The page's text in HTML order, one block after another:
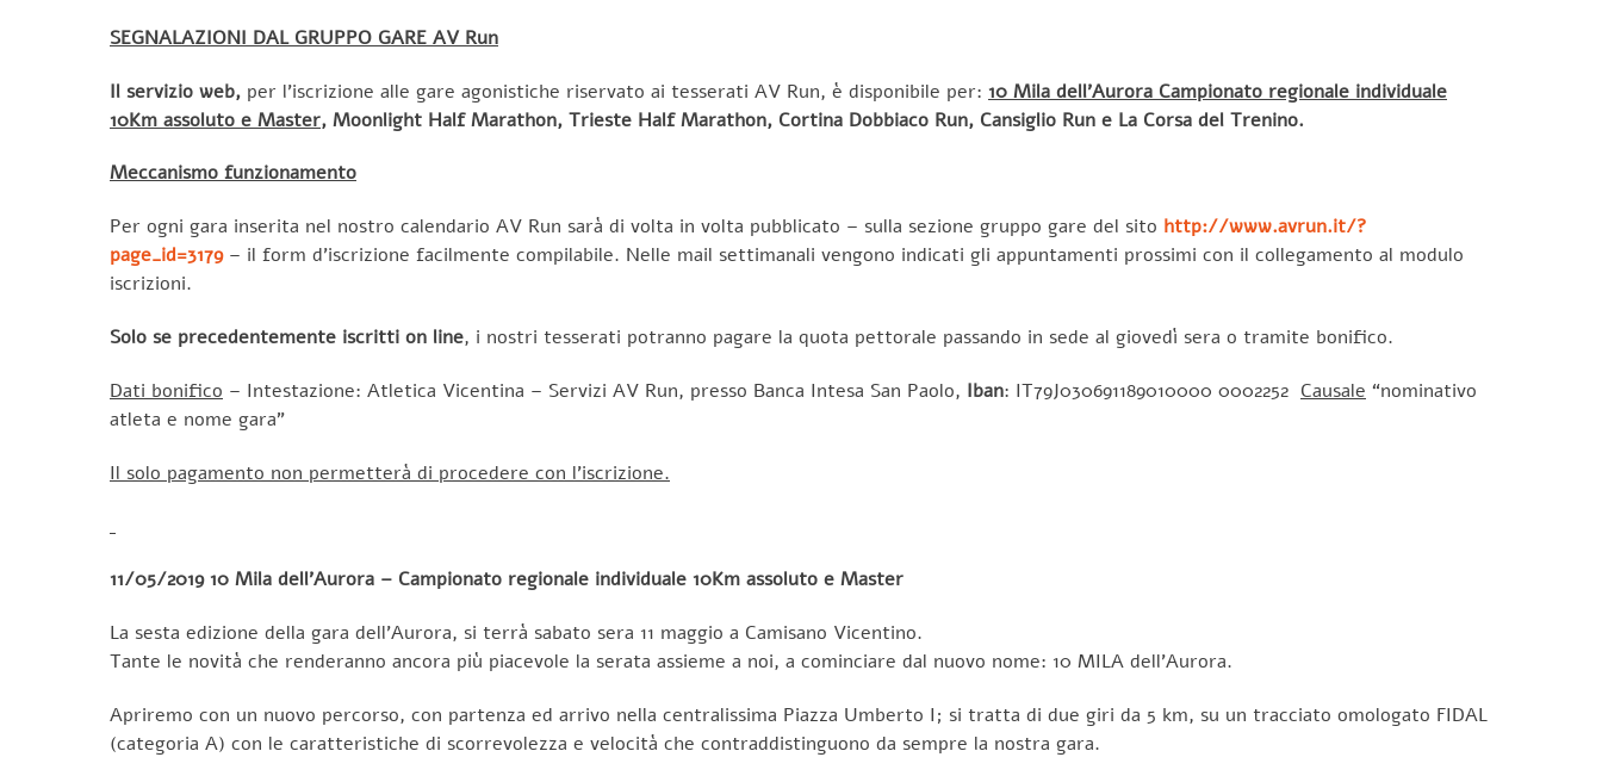
SEGNALAZIONI DAL GRUPPO GARE AV Run
Il servizio web, per l’iscrizione alle gare agonistiche riservato ai tesserati AV Run, è disponibile per: 10 Mila dell’Aurora Campionato regionale individuale
10Km assoluto e Master, Moonlight Half Marathon, Trieste Half Marathon, Cortina Dobbiaco Run, Cansiglio Run e La Corsa del Trenino.
Meccanismo funzionamento
Per ogni gara inserita nel nostro calendario AV Run sarà di volta in volta pubblicato – sulla sezione gruppo gare del sito http://www.avrun.it/?
page_id=3179– il form d’iscrizione facilmente compilabile. Nelle mail settimanali vengono indicati gli appuntamenti prossimi con il collegamento al modulo
iscrizioni.
Solo se precedentemente iscritti on line, i nostri tesserati potranno pagare la quota pettorale passando in sede al giovedì sera o tramite bonifico.
Dati bonifico – Intestazione: Atletica Vicentina – Servizi AV Run, presso Banca Intesa San Paolo, Iban: IT79J030691189010000 0002252 Causale “nominativo
atleta e nome gara”
Il solo pagamento non permetterà di procedere con l’iscrizione.
11/05/2019 10 Mila dell’Aurora – Campionato regionale individuale 10Km assoluto e Master
La sesta edizione della gara dell’Aurora, si terrà sabato sera 11 maggio a Camisano Vicentino.
Tante le novità che renderanno ancora più piacevole la serata assieme a noi, a cominciare dal nuovo nome: 10 MILA dell’Aurora.
Apriremo con un nuovo percorso, con partenza ed arrivo nella centralissima Piazza Umberto I; si tratta di due giri da 5 km, su un tracciato omologato FIDAL
(categoria A) con le caratteristiche di scorrevolezza e velocità che contraddistinguono da sempre la nostra gara.